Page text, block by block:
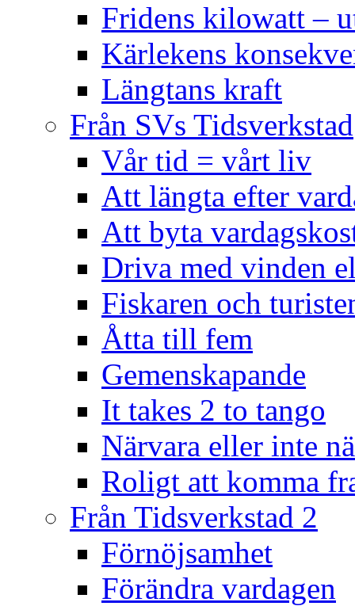
Fridens kilowatt –
Kärlekens
Längtans kraft
Från SVs Tidsverkstad
Vår tid = vårt liv
Att längta efter
Att byta
Driva med vinden
Fiskaren och
Åtta till fem
Gemenskapande
It takes 2 to tango
Närvara eller inte
Roligt att komma
Från Tidsverkstad 2
Förnöjsamhet
Förändra vardagen